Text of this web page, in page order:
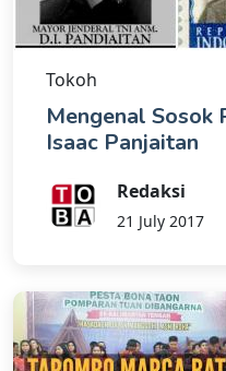
Tokoh
Mengenal Sosok
Isaac Panjaitan
Redaksi
21 July 2017